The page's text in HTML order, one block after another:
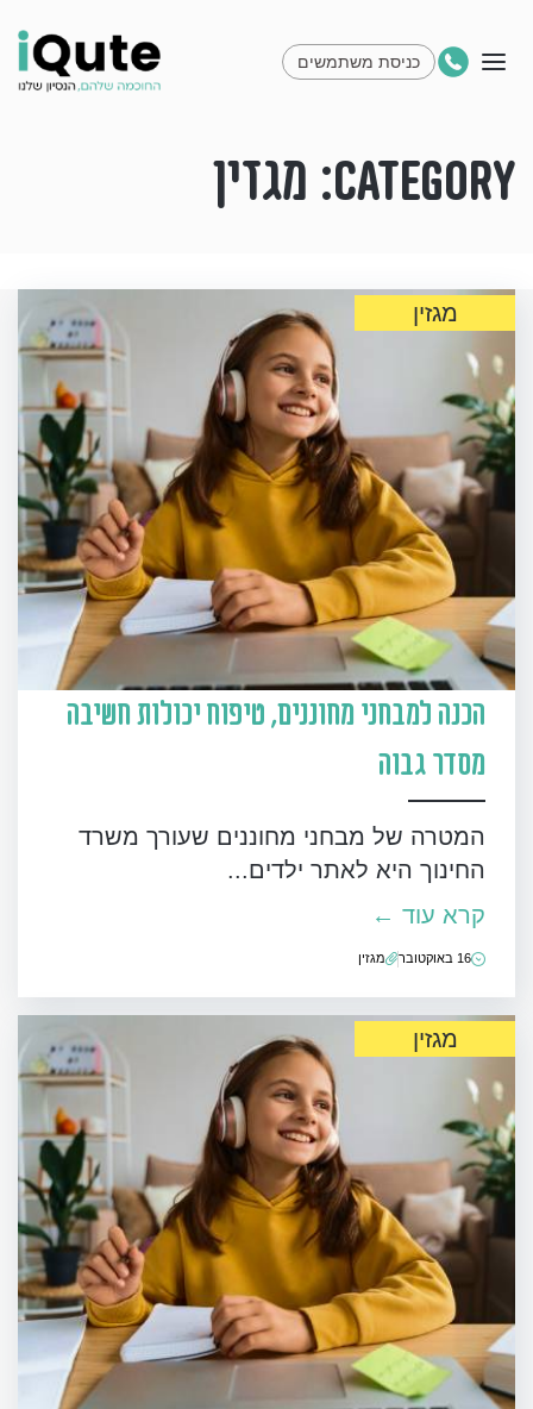
כניסת משתמשים
Category: מגזין
מגזין
הכנה למבחני מחוננים, טיפוח יכולות חשיבה
מסדר גבוה
המטרה של מבחני מחוננים שעורך משרד
החינוך היא לאתר ילדים...
קרא עוד ←
מגזין 16 באוקטובר
מגזין